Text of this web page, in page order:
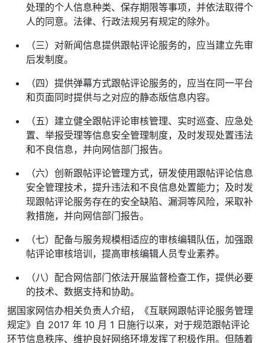
处理的个人信息种类、保存期限等事项，并依法取得个
人的同意。法律、行政法规另有规定的除外。
（三）对新闻信息提供跟帖评论服务的，应当建立先审
后发制度。
（四）提供弹幕方式跟帖评论服务的，应当在同一平台
和页面同时提供与之对应的静态版信息内容。
（五）建立健全跟帖评论审核管理、实时巡查、应急处
置、举报受理等信息安全管理制度，及时发现处置违法
和不良信息，并向网信部门报告。
（六）创新跟帖评论管理方式，研发使用跟帖评论信息
安全管理技术，提升违法和不良信息处置能力；及时发
现跟帖评论服务存在的安全缺陷、漏洞等风险，采取补
救措施，并向网信部门报告。
（七）配备与服务规模相适应的审核编辑队伍，加强跟
帖评论审核培训，提高审核编辑人员专业素养。
（八）配合网信部门依法开展监督检查工作，提供必要
的技术、数据支持和协助。
据国家网信办相关负责人介绍，《互联网跟帖评论服务管理
规定》自 2017 年 10 月 1 日施行以来，对于规范跟帖评论
环节信息秩序、维护良好网络环境发挥了积极作用。但随着